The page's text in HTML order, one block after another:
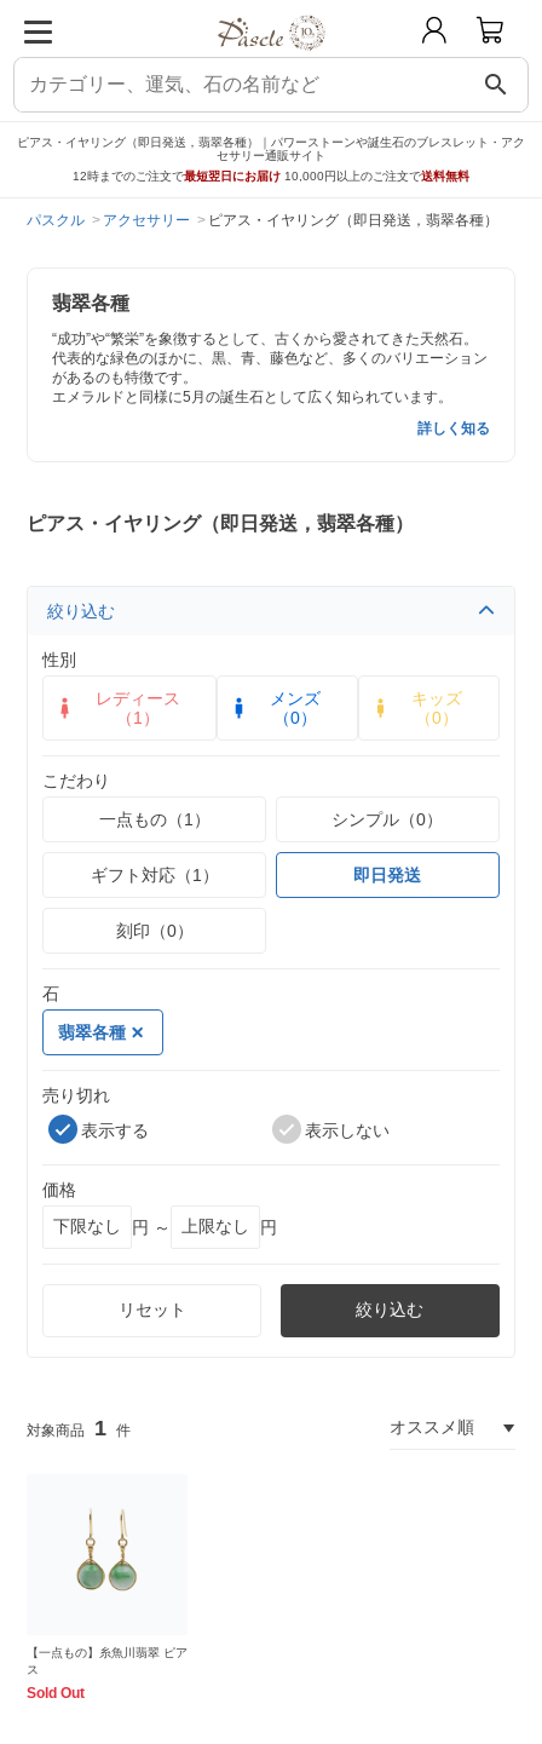
search
ピアス・イヤリング（即日発送，翡翠各種）｜パワーストーンや誕生石のブレスレット・アク
セサリー通販サイト
12時までのご注文で最短翌日にお届け 10,000円以上のご注文で送料無料
パスクル アクセサリー ピアス・イヤリング（即日発送，翡翠各種）
翡翠各種
“成功”や“繁栄”を象徴するとして、古くから愛されてきた天然石。
代表的な緑色のほかに、黒、青、藤色など、多くのバリエーション
があるのも特徴です。
エメラルドと同様に5月の誕生石として広く知られています。
詳しく知る
ピアス・イヤリング（即日発送，翡翠各種）
絞り込む
性別
レディース
（1）
メンズ
（0）
キッズ
（0）
こだわり
一点もの（1）
シンプル（0）
ギフト対応（1） 即日発送
刻印（0）
石
翡翠各種
売り切れ
表示する
表示しない
価格
円 ～
円
リセット 絞り込む
1
【一点もの】糸魚川翡翠 ピア
ス
Sold Out